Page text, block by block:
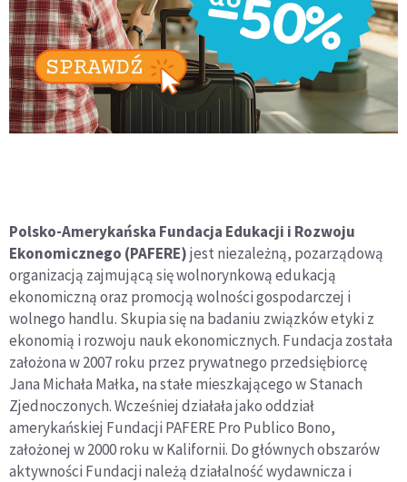
Polsko-Amerykańska Fundacja Edukacji i Rozwoju
Ekonomicznego (PAFERE)jest niezależną, pozarządową
organizacją zajmującą się wolnorynkową edukacją
ekonomiczną oraz promocją wolności gospodarczej i
wolnego handlu. Skupia się na badaniu związków etyki z
ekonomią i rozwoju nauk ekonomicznych. Fundacja została
założona w 2007 roku przez prywatnego przedsiębiorcę
Jana Michała Małka, na stałe mieszkającego w Stanach
Zjednoczonych. Wcześniej działała jako oddział
amerykańskiej Fundacji PAFERE Pro Publico Bono,
założonej w 2000 roku w Kalifornii. Do głównych obszarów
aktywności Fundacji należą działalność wydawnicza i